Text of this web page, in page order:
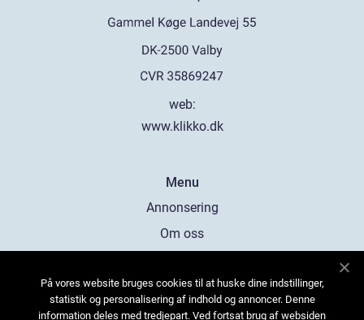
web:
www.klikko.dk
Menu
Annonsering
Om oss
Kontakta oss
Sitemap
På vores website bruges cookies til at huske dine indstillinger,
statistik og personalisering af indhold og annoncer. Denne
information deles med tredjepart. Ved fortsat brug af websiden